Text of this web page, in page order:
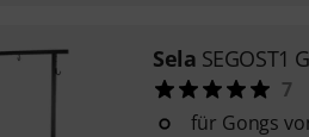
Sela SEGOST1
7
für Gongs